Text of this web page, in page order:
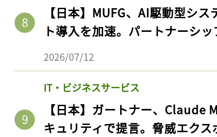
【日本】MUFG、AI駆動型シ
ト導入を加速。パートナーシ
2026/07/12
IT・ビジネスサービス
【日本】ガートナー、Claude
キュリティで提言。脅威エク